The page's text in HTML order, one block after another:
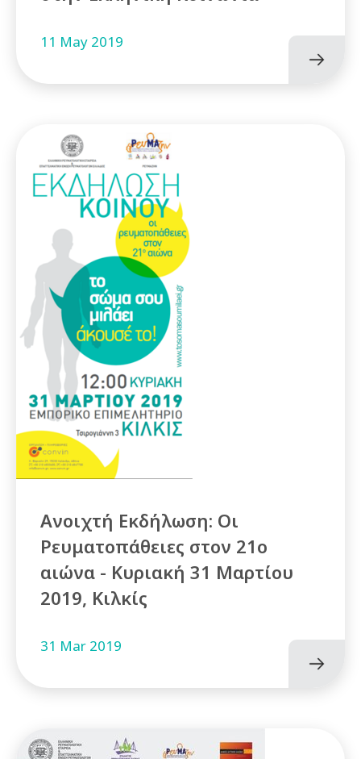
11 May 2019
Ανοιχτή Εκδήλωση: Οι
Ρευματοπάθειες στον 21ο
αιώνα - Κυριακή 31 Μαρτίου
2019, Κιλκίς
31 Mar 2019